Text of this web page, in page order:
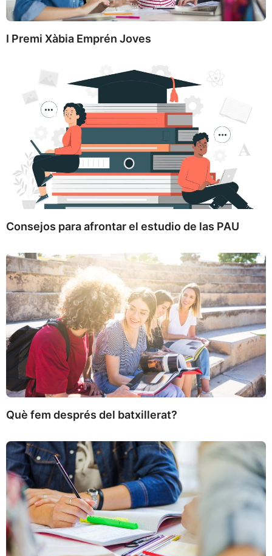
I Premi Xàbia Emprén Joves
Consejos para afrontar el estudio de las PAU
Què fem després del batxillerat?